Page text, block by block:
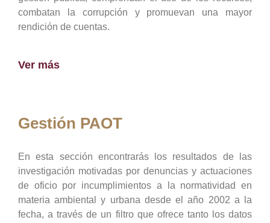
combatan la corrupción y promuevan una mayor
rendición de cuentas.
Ver más
Gestión PAOT
En esta sección encontrarás los resultados de las
investigación motivadas por denuncias y actuaciones
de oficio por incumplimientos a la normatividad en
materia ambiental y urbana desde el año 2002 a la
fecha, a través de un filtro que ofrece tanto los datos